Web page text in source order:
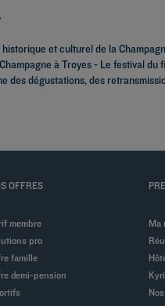
et culturel de la
à Troyes - Le festival
des dégustations, des
OFFRES
membre
pro
famille
demi-pension